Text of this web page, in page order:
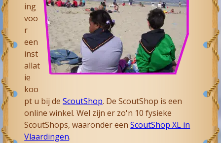
ing
voo
r
een
inst
allat
ie
koo
pt u bij deScoutShop. De ScoutShop is een
online winkel. Wel zijn er zo'n 10 fysieke
ScoutShops, waaronder eenScoutShop XL in
Vlaardingen.